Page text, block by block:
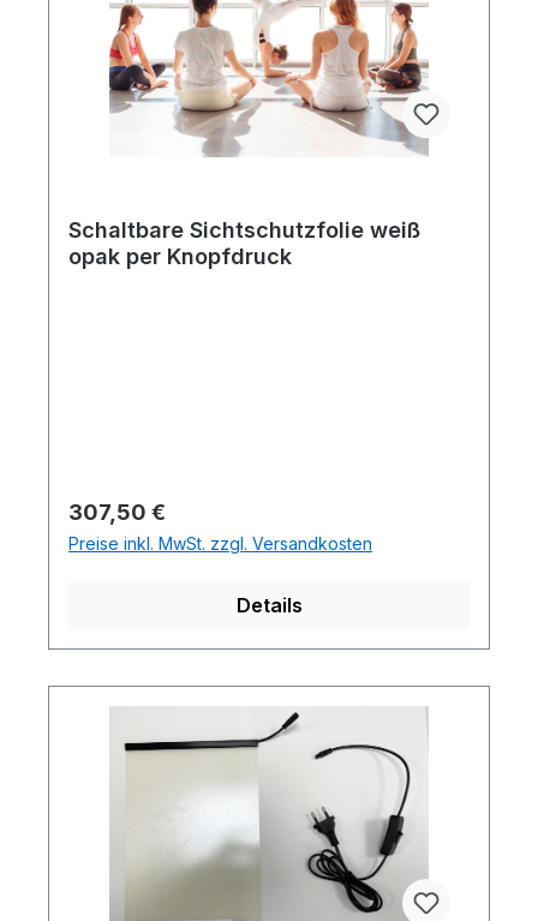
Schaltbare Sichtschutzfolie weiß
opak per Knopfdruck
Regulärer Preis:
307,50 €
Preise inkl. MwSt. zzgl. Versandkosten
Details